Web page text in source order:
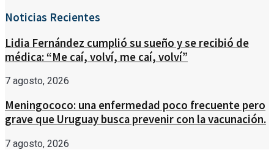
Noticias Recientes
Lidia Fernández cumplió su sueño y se recibió de
médica: “Me caí, volví, me caí, volví”
7 agosto, 2026
Meningococo: una enfermedad poco frecuente pero
grave que Uruguay busca prevenir con la vacunación.
7 agosto, 2026